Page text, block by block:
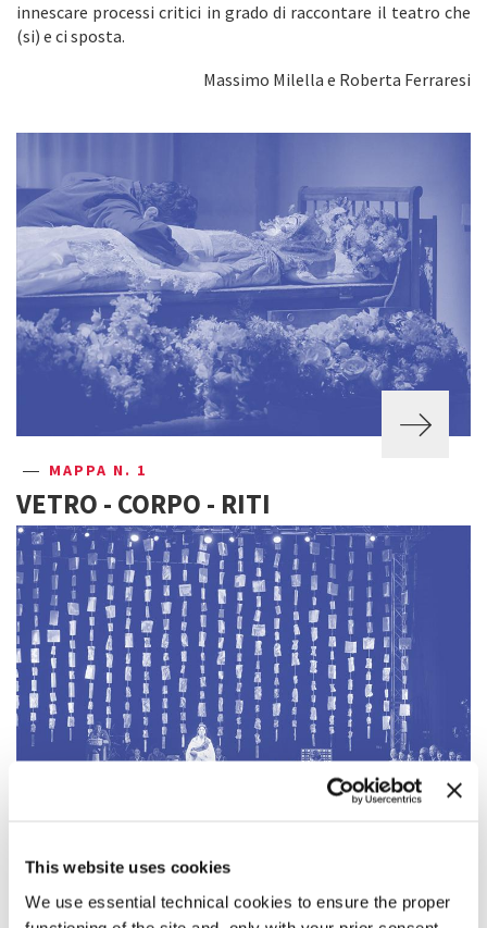
This website uses cookies
We use essential technical cookies to ensure the proper
innescare processi critici in grado di raccontare il teatro che
(si) e ci sposta.
Massimo Milella e Roberta Ferraresi
MAPPA N. 1
VETRO - CORPO - RITI
MAPPA N. 2
INFESTAZIONI - RIDUZIONE - CAVITÀ